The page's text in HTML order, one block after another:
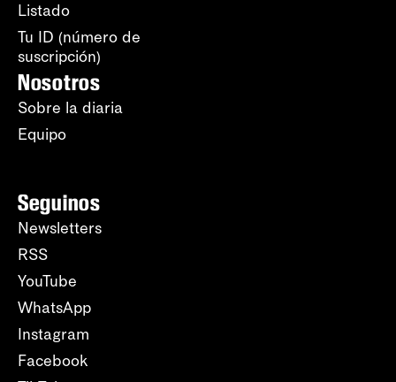
Listado
Tu ID (número de
suscripción)
Nosotros
Sobre la diaria
Equipo
Seguinos
Newsletters
RSS
YouTube
WhatsApp
Instagram
Facebook